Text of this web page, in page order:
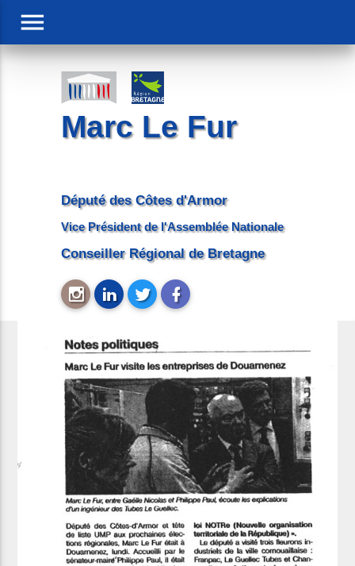
Marc Le Fur
Député des Côtes d'Armor
Vice Président de l'Assemblée Nationale
Conseiller Régional de Bretagne
menu